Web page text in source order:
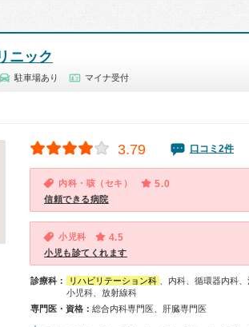
ニック
駐車場あり マイナ受付
3.79 口コミ2件
内科・咳（セキ） 5.0
信頼できる病院
小児科 4.5
小児も診てくれます
診療科： リハビリテーション科
、内科、循環器内科
小児科、放射線科
専門医・資格： 総合内科専門医、肝臓専門医